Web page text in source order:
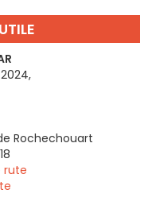
Rochechouart
rute